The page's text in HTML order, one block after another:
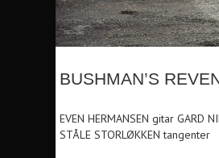
BUSHMAN’S
EVEN HERMANSEN gitar GARD
STÅLE STORLØKKEN tangenter